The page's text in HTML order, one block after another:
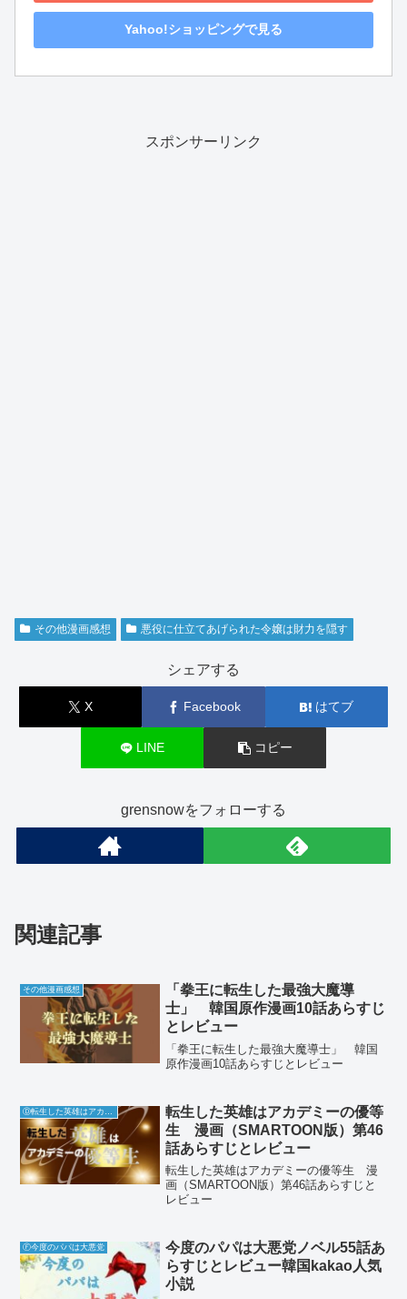
Yahoo!ショッピングで見る
スポンサーリンク
その他漫画感想 悪役に仕立てあげられた令嬢は財力を隠す
シェアする
X Facebook はてブ
LINE コピー
grensnowをフォローする
関連記事
その他漫画感想
「拳王に転生した最強大魔導
士」 韓国原作漫画10話あらすじ
とレビュー
「拳王に転生した最強大魔導士」 韓国
原作漫画10話あらすじとレビュー
転生した英雄はアカデミーの優等
生 漫画（SMARTOON版）第46
話あらすじとレビュー
転生した英雄はアカデミーの優等生 漫
画（SMARTOON版）第46話あらすじと
レビュー
Ⓕ今度のパパは大悪党
今度のパパは大悪党ノベル55話あ
らすじとレビュー韓国kakao人気
小説